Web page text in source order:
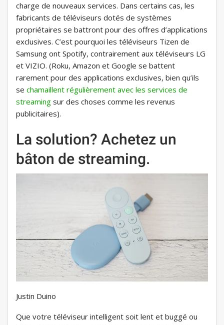
charge de nouveaux services. Dans certains cas, les
fabricants de téléviseurs dotés de systèmes
propriétaires se battront pour des offres d’applications
exclusives. C’est pourquoi les téléviseurs Tizen de
Samsung ont Spotify, contrairement aux téléviseurs LG
et VIZIO. (Roku, Amazon et Google se battent
rarement pour des applications exclusives, bien qu’ils
se chamaillent régulièrement avec les services de
streaming sur des choses comme les revenus
publicitaires).
La solution? Achetez un
bâton de streaming.
Justin Duino
Que votre téléviseur intelligent soit lent et buggé ou